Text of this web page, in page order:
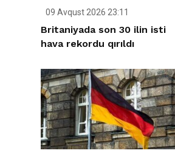
09 Avqust 2026 23:11
Britaniyada son 30 ilin isti
hava rekordu qırıldı